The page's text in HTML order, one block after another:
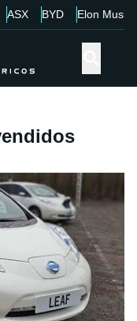
ASX BYD Elon Musk